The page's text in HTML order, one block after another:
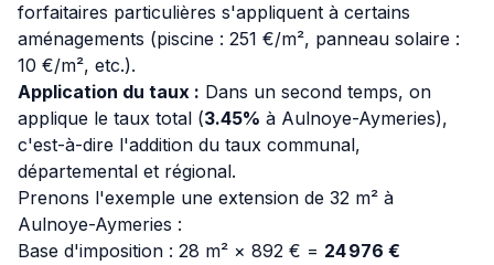
forfaitaires particulières s'appliquent à certains
aménagements (piscine : 251 €/m², panneau solaire :
10 €/m², etc.).
Application du taux : Dans un second temps, on
applique le taux total (3.45% à Aulnoye-Aymeries),
c'est-à-dire l'addition du taux communal,
départemental et régional.
Prenons l'exemple une extension de 32 m² à
Aulnoye-Aymeries :
Base d'imposition : 28 m² × 892 € = 24 976 €